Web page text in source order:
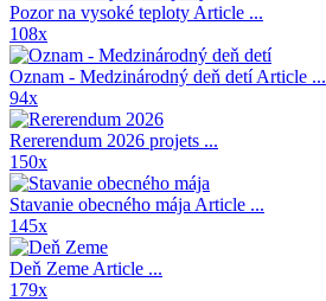
Pozor na vysoké teploty Article ...
108x
Oznam - Medzinárodný deň detíArticle ...
94x
Rererendum 2026 projets ...
150x
Stavanie obecného mája Article ...
145x
Deň Zeme Article ...
179x